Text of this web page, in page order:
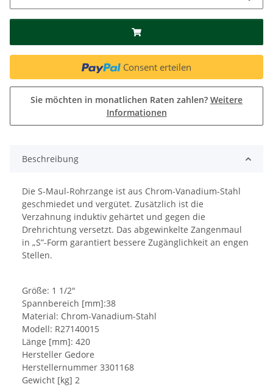
Consent erteilen
Sie möchten in monatlichen Raten zahlen? Weitere
Informationen
Beschreibung
Die S-Maul-Rohrzange ist aus Chrom-Vanadium-Stahl
geschmiedet und vergütet. Zusätzlich ist die
Verzahnung induktiv gehärtet und gegen die
Drehrichtung versetzt. Das abgewinkelte Zangenmaul
in „S”-Form garantiert bessere Zugänglichkeit an engen
Stellen.
Größe: 1 1/2"
Spannbereich [mm]:38
Material: Chrom-Vanadium-Stahl
Modell: R27140015
Länge [mm]: 420
Hersteller Gedore
Herstellernummer 3301168
Gewicht [kg] 2